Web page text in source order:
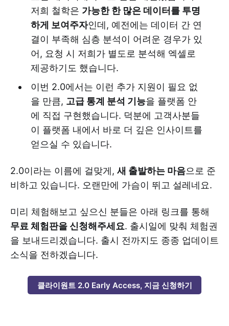
저희 철학은 가능한 한 많은 데이터를 투명
하게 보여주자인데, 예전에는 데이터 간 연
결이 부족해 심층 분석이 어려운 경우가 있
어, 요청 시 저희가 별도로 분석해 엑셀로
제공하기도 했습니다.
이번 2.0에서는 이런 추가 지원이 필요 없
을 만큼, 고급 통계 분석 기능을 플랫폼 안
에 직접 구현했습니다. 덕분에 고객사분들
이 플랫폼 내에서 바로 더 깊은 인사이트를
얻으실 수 있습니다.
2.0이라는 이름에 걸맞게, 새 출발하는 마음으로 준
비하고 있습니다. 오랜만에 가슴이 뛰고 설레네요.
미리 체험해보고 싶으신 분들은 아래 링크를 통해
무료 체험판을 신청해주세요. 출시일에 맞춰 체험권
을 보내드리겠습니다. 출시 전까지도 종종 업데이트
소식을 전하겠습니다.
클라이원트 2.0 Early Access, 지금 신청하기